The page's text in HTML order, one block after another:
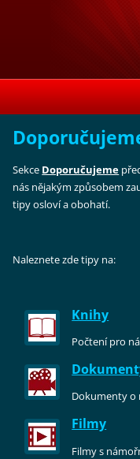
Sekce Doporučujeme
nás nějakým způsobem
tipy osloví a obohatí.
Naleznete zde tipy na:
Knihy
Počtení pro
Dokumenty o
Filmy
Filmy s